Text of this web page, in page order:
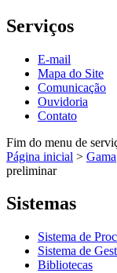
Serviços
E-mail
Mapa do Site
Comunicação
Ouvidoria
Contato
Fim do menu de
Página inicial > Gama
preliminar
Sistemas
Sistema de
Sistema de
Bibliotecas